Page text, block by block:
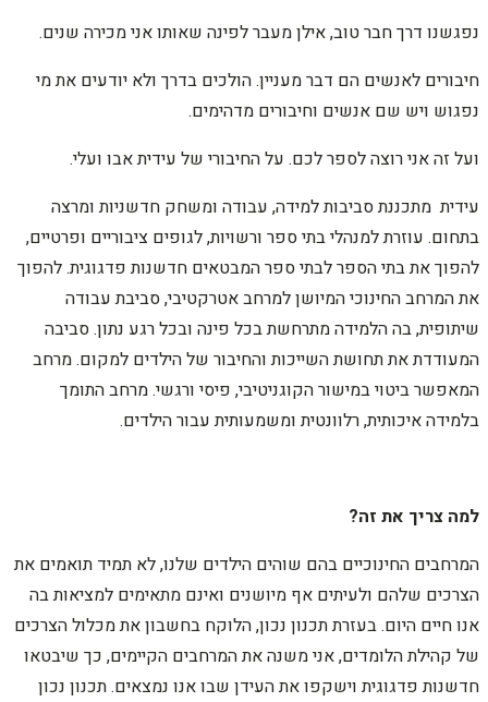
נפגשנו דרך חבר טוב, אילן מעבר לפינה שאותו אני מכירה שנים.
חיבורים לאנשים הם דבר מעניין. הולכים בדרך ולא יודעים את מי
נפגוש ויש שם אנשים וחיבורים מדהימים.
ועל זה אני רוצה לספר לכם. על החיבורי של עידית אבו ועלי.
עידית מתכננת סביבות למידה, עבודה ומשחק חדשניות ומרצה
בתחום. עוזרת למנהלי בתי ספר ורשויות, לגופים ציבוריים ופרטיים,
להפוך את בתי הספר לבתי ספר המבטאים חדשנות פדגוגית. להפוך
את המרחב החינוכי המיושן למרחב אטרקטיבי, סביבת עבודה
שיתופית, בה הלמידה מתרחשת בכל פינה ובכל רגע נתון. סביבה
המעודדת את תחושת השייכות והחיבור של הילדים למקום. מרחב
המאפשר ביטוי במישור הקוגניטיבי, פיסי ורגשי. מרחב התומך
בלמידה איכותית, רלוונטית ומשמעותית עבור הילדים.
למה צריך את זה?
המרחבים החינוכיים בהם שוהים הילדים שלנו, לא תמיד תואמים את
הצרכים שלהם ולעיתים אף מיושנים ואינם מתאימים למציאות בה
אנו חיים היום. בעזרת תכנון נכון, הלוקח בחשבון את מכלול הצרכים
של קהילת הלומדים, אני משנה את המרחבים הקיימים, כך שיבטאו
חדשנות פדגוגית וישקפו את העידן שבו אנו נמצאים. תכנון נכון